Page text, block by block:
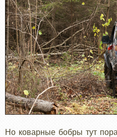
Но коварные бобры тут